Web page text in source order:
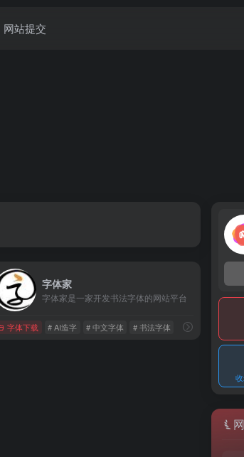
网站提交
字体家
字体家是一家开发书法字体的网站平台
字体下载 # AI造字 # 中文字体 # 书法字体